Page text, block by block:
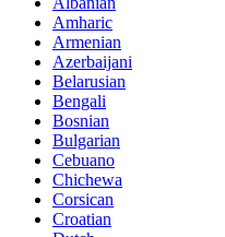
Amharic
Armenian
Azerbaijani
Belarusian
Bengali
Bosnian
Bulgarian
Cebuano
Chichewa
Corsican
Croatian